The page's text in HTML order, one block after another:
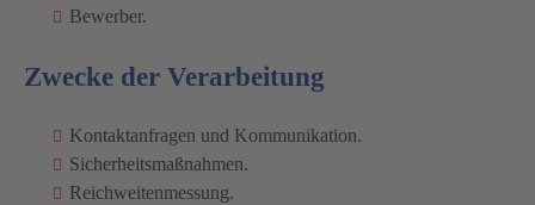
Bewerber.
Zwecke der Verarbeitung
Kontaktanfragen und Kommunikation.
Sicherheitsmaßnahmen.
Reichweitenmessung.